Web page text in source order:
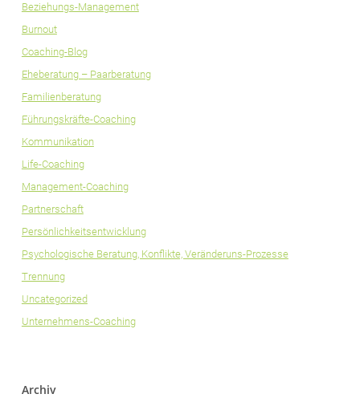
Beziehungs-Management
Burnout
Coaching-Blog
Eheberatung – Paarberatung
Familienberatung
Führungskräfte-Coaching
Kommunikation
Life-Coaching
Management-Coaching
Partnerschaft
Persönlichkeitsentwicklung
Psychologische Beratung, Konflikte, Veränderuns-Prozesse
Trennung
Uncategorized
Unternehmens-Coaching
Archiv